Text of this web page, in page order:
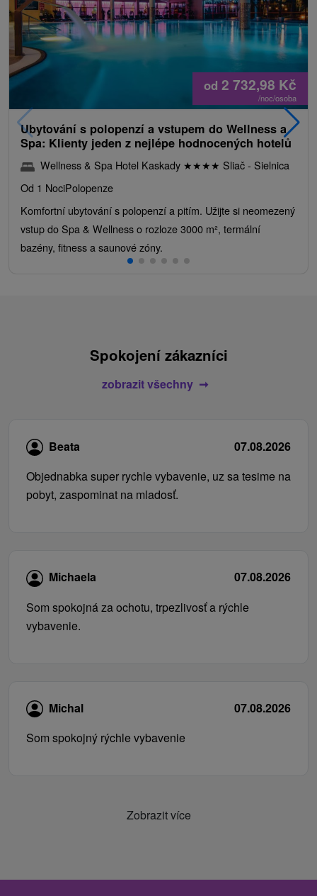
od 2 732,98 Kč
/noc/osoba
Ubytování s polopenzí a vstupem do Wellness a
Spa: Klienty jeden z nejlépe hodnocených hotelů
Wellness & Spa Hotel Kaskady ★★★★ Sliač - Sielnica
Od 1 NociPolopenze
Komfortní ubytování s polopenzí a pitím. Užijte si neomezený
vstup do Spa & Wellness o rozloze 3000 m², termální
bazény, fitness a saunové zóny.
Spokojení zákazníci
zobrazit všechny
Beata
07.08.2026
Objednabka super rychle vybavenie, uz sa tesime na
pobyt, zaspominat na mladosť.
Michaela
07.08.2026
Som spokojná za ochotu, trpezlivosť a rýchle
vybavenie.
Michal
07.08.2026
Som spokojný rýchle vybavenie
Zobrazit více